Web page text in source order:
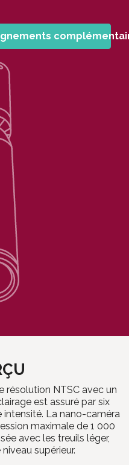
résolution NTSC avec un
est assuré par six
La nano-caméra
maximale de 1 000
avec les treuils léger,
supérieur.